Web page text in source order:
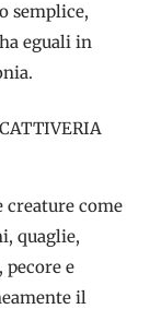
semplice,
eguali in
creature come
quaglie,
e
il